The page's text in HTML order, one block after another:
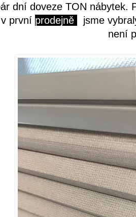
dní doveze TON nábytek.
první prodejně
jsme
není